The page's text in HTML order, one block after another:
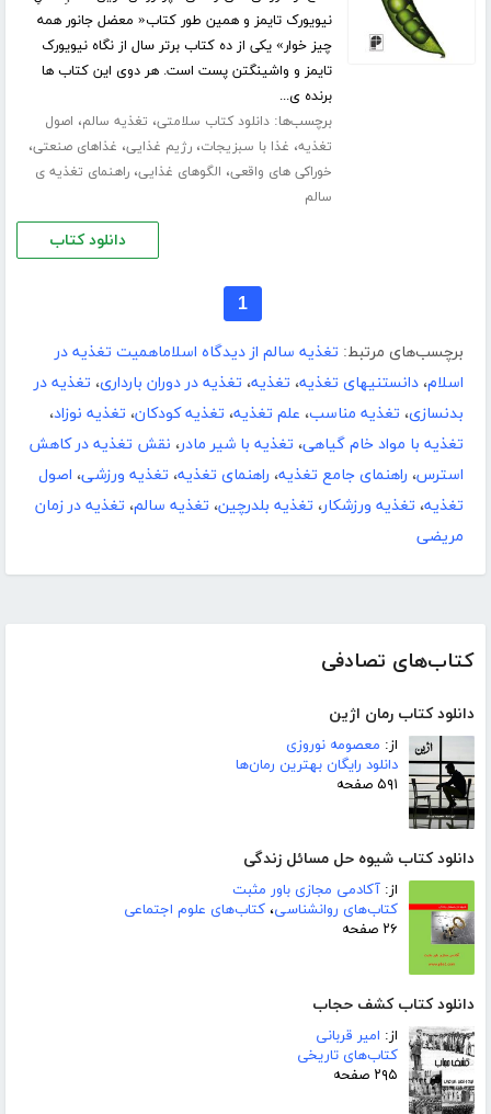
کتاب‌های تصادفی
دانلود کتاب رمان اژین
از: معصومه نوروزی
دانلود رایگان بهترین رمان‌ها
۵۹۱ صفحه
دانلود کتاب شیوه حل مسائل زندگی
از: آکادمی مجازی باور مثبت
کتاب‌های روانشناسی، کتاب‌های علوم اجتماعی
۲۶ صفحه
دانلود کتاب کشف حجاب
از: امیر قربانی
کتاب‌های تاریخی
۲۹۵ صفحه
نیویورک تایمز و همین طور کتاب« معضل جانور همه
چیز خوار» یکی از ده کتاب برتر سال از نگاه نیویورک
تایمز و واشینگتن پست است. هر دوی این کتاب ها
برنده ی...
برچسب‌ها:دانلود کتاب سلامتی، تغذیه سالم، اصول
تغذیه، غذا با سبزیجات،رژیم غذایی، غذاهای صنعتی،
خوراکی های واقعی، الگوهای غذایی،راهنمای تغذیه ی
سالم
دانلود کتاب
1
برچسب‌های مرتبط: تغذیه سالم از دیدگاه اسلاماهمیت تغذیه در
اسلام، دانستنیهای تغذیه، تغذیه، تغذیه در دوران بارداری، تغذیه در
بدنسازی، تغذیه مناسب، علم تغذیه، تغذیه کودکان، تغذیه نوزاد،
تغذیه با مواد خام گیاهی، تغذیه با شیر مادر، نقش تغذیه در کاهش
استرس، راهنمای جامع تغذیه، راهنمای تغذیه، تغذیه ورزشی، اصول
تغذیه، تغذیه ورزشکار، تغذیه بلدرچین، تغذیه سالم، تغذیه در زمان
مریضی